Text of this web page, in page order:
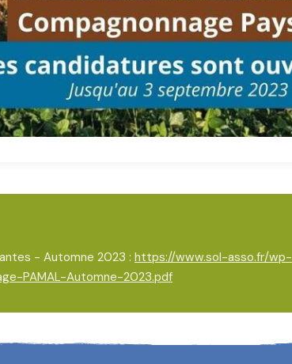
- Automne 2023 : https://www.sol-asso.fr/wp-
PAMAL-Automne-2023.pdf